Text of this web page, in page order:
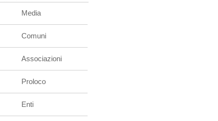
Media
Comuni
Associazioni
Proloco
Enti